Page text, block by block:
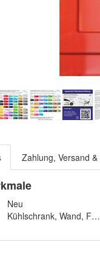
Zahlung, Versand
Neu
Kühlschrank, Wand,